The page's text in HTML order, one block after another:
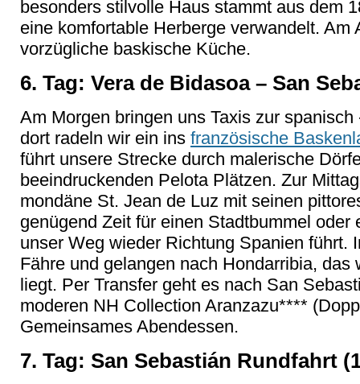
besonders stilvolle Haus stammt aus dem
eine komfortable Herberge verwandelt. Am
vorzügliche baskische Küche.
6. Tag: Vera de Bidasoa – San
Am Morgen bringen uns Taxis zur
dort radeln wir ein ins französische
führt unsere Strecke durch malerische
beeindruckenden Pelota Plätzen. Zur
mondäne St. Jean de Luz mit seinen
genügend Zeit für einen Stadtbummel
unser Weg wieder Richtung Spanien führt.
Fähre und gelangen nach Hondarribia,
liegt. Per Transfer geht es nach San
moderen NH Collection Aranzazu****
Gemeinsames Abendessen.
7. Tag: San Sebastián Rundfahrt